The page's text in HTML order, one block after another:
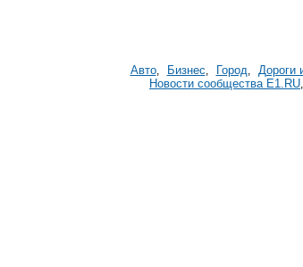
Авто, Бизнес, Город, Дороги
Новости сообщества E1.RU